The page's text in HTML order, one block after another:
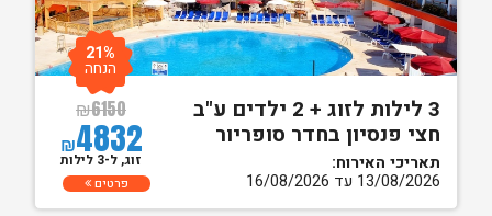
3 לילות לזוג + 2 ילדים ע"ב
חצי פנסיון בחדר סופריור
תאריכי האירוח:
13/08/2026 עד 16/08/2026
₪6150
₪4832
21%
הנחה
זוג, ל-3 לילות
פרטים